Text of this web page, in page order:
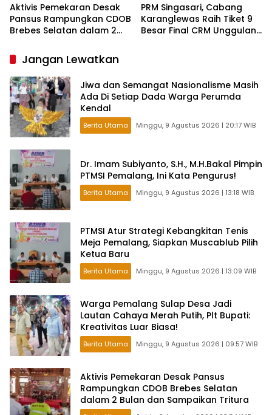
Aktivis Pemekaran Desak
Pansus Rampungkan CDOB
Brebes Selatan dalam 2
Tritura
PRM Singasari, Cabang
Karanglewas Raih Tiket 9
Besar Final CRM Unggulan
Jangan Lewatkan
Jiwa dan Semangat Nasionalisme Masih
Ada Di Setiap Dada Warga Perumda
Kendal
Berita Utama Minggu, 9 Agustus 2026 | 20:17 WIB
Dr. Imam Subiyanto, S.H., M.H.Bakal Pimpin
PTMSI Pemalang, Ini Kata Pengurus!
Berita Utama Minggu, 9 Agustus 2026 | 13:18 WIB
PTMSI Atur Strategi Kebangkitan Tenis
Meja Pemalang, Siapkan Muscablub Pilih
Ketua Baru
Berita Utama Minggu, 9 Agustus 2026 | 13:09 WIB
Warga Pemalang Sulap Desa Jadi
Lautan Cahaya Merah Putih, Plt Bupati:
Kreativitas Luar Biasa!
Berita Utama Minggu, 9 Agustus 2026 | 09:57 WIB
Aktivis Pemekaran Desak Pansus
Rampungkan CDOB Brebes Selatan
dalam 2 Bulan dan Sampaikan Tritura